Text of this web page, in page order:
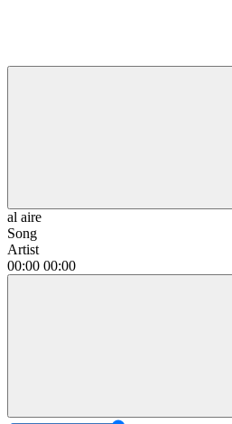
al aire
Song
Artist
00:00 00:00